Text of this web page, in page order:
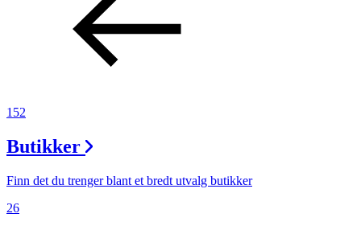
152
Butikker
Finn det du trenger blant et bredt utvalg butikker
26